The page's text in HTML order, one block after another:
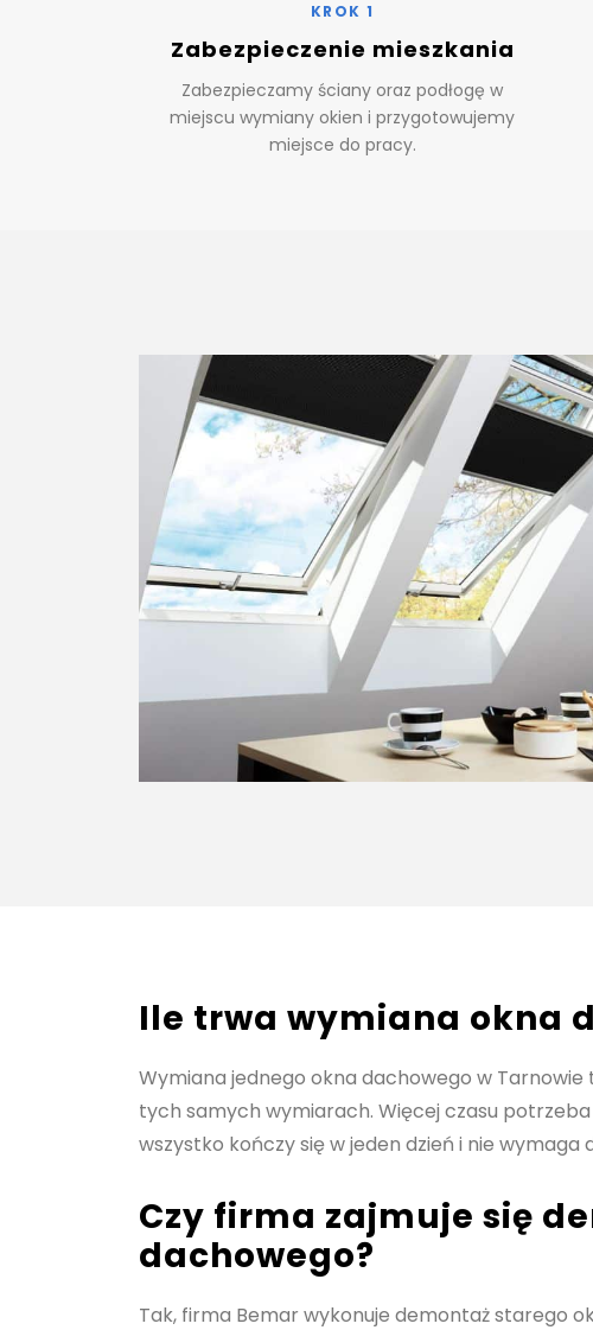
KROK 1
Zabezpieczenie mieszkania
Zabezpieczamy ściany oraz podłogę w
miejscu wymiany okien i przygotowujemy
miejsce do pracy.
Ile trwa wymiana okna
Wymiana jednego okna dachowego w
tych samych wymiarach. Więcej czasu
wszystko kończy się w jeden dzień i nie wymaga
Czy firma zajmuje się
dachowego?
Tak, firma Bemar wykonuje demontaż starego